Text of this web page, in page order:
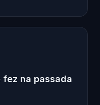
na passada